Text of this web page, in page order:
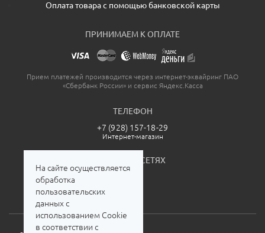
Оплата товара с помощью банковской карты
ПРИНИМАЕМ К ОПЛАТЕ
Прием платежей производится через интернет-эквайринг ПАО
«Сбербанк России» и сервис Яндекс.Касса
ТЕЛЕФОН
+7 (928) 157-18-29
Интернет-магазин
МЫ В СОЦСЕТЯХ
На сайте осуществляется
обработка
пользовательских
данных с
использованием Cookie
в соответствии с